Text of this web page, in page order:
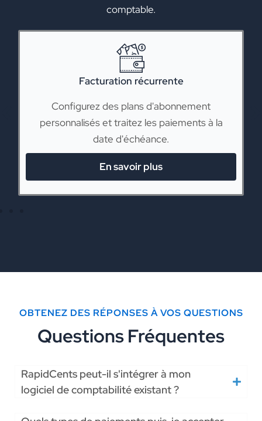
comptable.
Facturation récurrente
Configurez des plans d'abonnement
personnalisés et traitez les paiements à la
date d'échéance.
En savoir plus
OBTENEZ DES RÉPONSES À VOS QUESTIONS
Questions Fréquentes
RapidCents peut-il s'intégrer à mon
logiciel de comptabilité existant ?